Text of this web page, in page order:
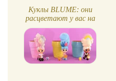
Куклы BLUME: они
расцветают у вас на
глазах!